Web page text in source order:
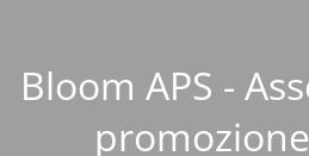
Bloom APS -